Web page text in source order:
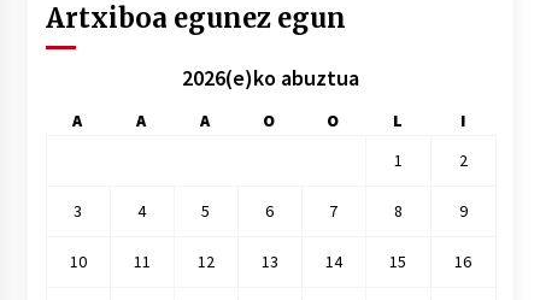
Artxiboa egunez egun
2026(e)ko abuztua
A A A O O L
I
1
2
3 4 5 6 7 8 9
10 11 12 13 14 15 16